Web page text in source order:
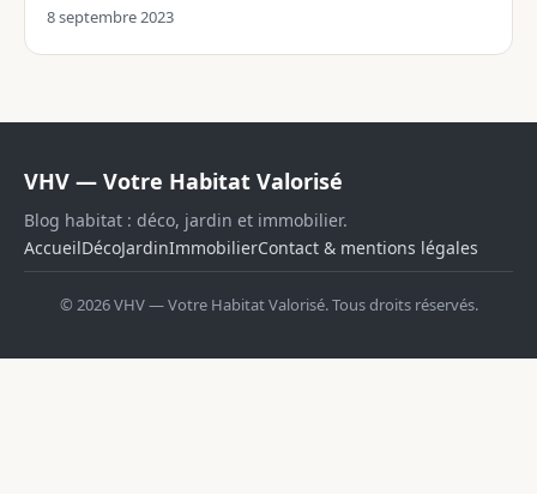
8 septembre 2023
VHV — Votre Habitat Valorisé
Blog habitat : déco, jardin et immobilier.
AccueilDécoJardinImmobilierContact & mentions légales
© 2026 VHV — Votre Habitat Valorisé. Tous droits réservés.